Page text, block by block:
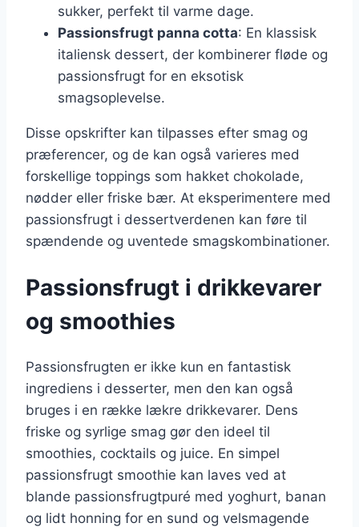
sukker, perfekt til varme dage.
Passionsfrugt panna cotta: En klassisk
italiensk dessert, der kombinerer fløde og
passionsfrugt for en eksotisk
smagsoplevelse.
Disse opskrifter kan tilpasses efter smag og
præferencer, og de kan også varieres med
forskellige toppings som hakket chokolade,
nødder eller friske bær. At eksperimentere med
passionsfrugt i dessertverdenen kan føre til
spændende og uventede smagskombinationer.
Passionsfrugt i drikkevarer
og smoothies
Passionsfrugten er ikke kun en fantastisk
ingrediens i desserter, men den kan også
bruges i en række lækre drikkevarer. Dens
friske og syrlige smag gør den ideel til
smoothies, cocktails og juice. En simpel
passionsfrugt smoothie kan laves ved at
blande passionsfrugtpuré med yoghurt, banan
og lidt honning for en sund og velsmagende